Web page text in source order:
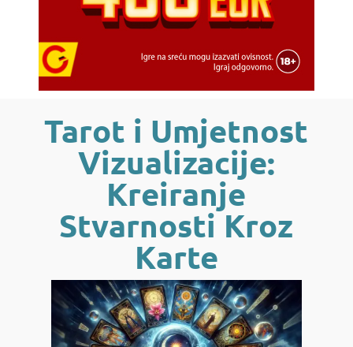
Tarot i Umjetnost
Vizualizacije:
Kreiranje
Stvarnosti Kroz
Karte